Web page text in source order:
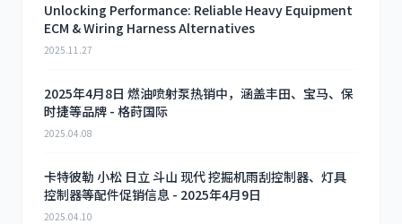
Unlocking Performance: Reliable Heavy Equipment
ECM & Wiring Harness Alternatives
2025.11.27
2025年4月8日 燃油喷射泵热销中，涵盖丰田、宝马、保
时捷等品牌 - 格莳国际
2025.04.08
卡特彼勒 小松 日立 斗山 现代 挖掘机雨刮控制器、灯具
控制器等配件促销信息 - 2025年4月9日
2025.04.10